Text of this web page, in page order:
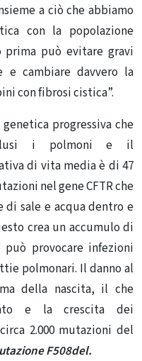
a ciò che abbiamo
con la popolazione
può evitare gravi
e cambiare davvero la
con fibrosi cistica”.
progressiva che
i polmoni e il
di vita media è di 47
nel gene CFTR che
di sale e acqua dentro e
crea un accumulo di
può provocare infezioni
polmonari. Il danno al
della nascita, il che
e la crescita dei
2.000 mutazioni del
F508del.